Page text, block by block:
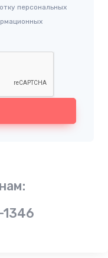
персональных
1346